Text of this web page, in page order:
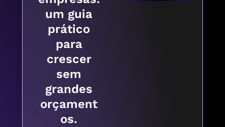
um guia
prático
para
crescer
sem
grandes
orçament
os.